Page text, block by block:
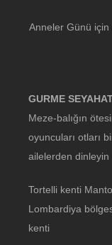
Anneler Günü
GURME
Meze-balığın
oyuncuları otları
ailelerden dinleyin
Tortelli kenti
Lombardiya
kenti